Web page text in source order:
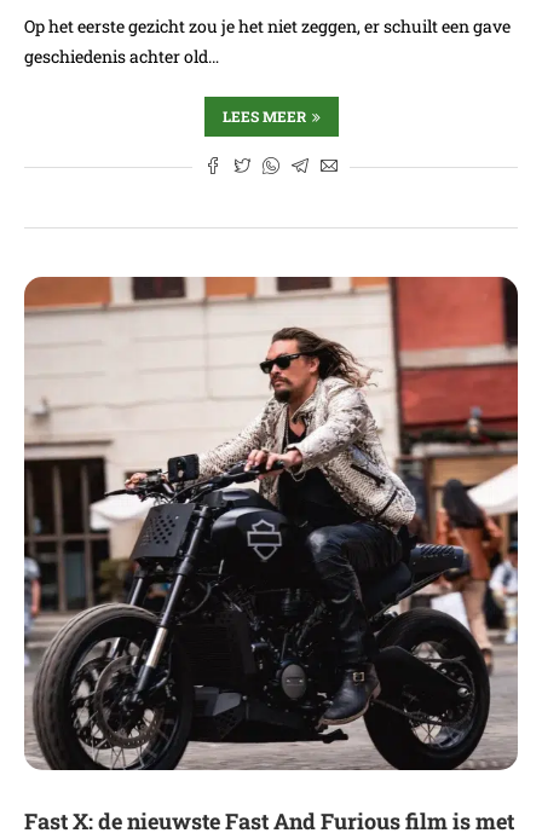
Op het eerste gezicht zou je het niet zeggen, er schuilt een gave
geschiedenis achter old…
LEES MEER
Fast X: de nieuwste Fast And Furious film is met